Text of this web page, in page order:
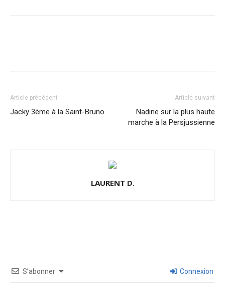
Article précédent
Jacky 3ème à la Saint-Bruno
Article suivant
Nadine sur la plus haute
marche à la Persjussienne
LAURENT D.
S’abonner Connexion